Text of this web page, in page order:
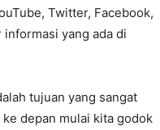
Twitter, Facebook,
yang ada di
tujuan yang sangat
depan mulai kita godok